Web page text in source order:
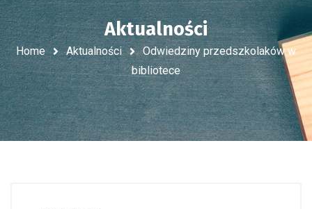
Aktualności
Home Aktualności
Odwiedziny przedszkolaków w
bibliotece